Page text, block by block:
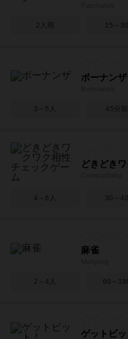
2人用 15～30
ボーナンザ
3～5人 45分前
どきどき
4～6人 30～40
麻雀
2～4人 60～
ゲットビッ